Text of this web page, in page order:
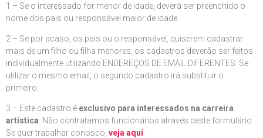
1 – Se o interessado for menor de idade, deverá ser preenchido o
nome dos pais ou responsável maior de idade.
2 – Se por acaso, os pais ou o responsável, quiserem cadastrar
mais de um filho ou filha menores, os cadastros deverão ser feitos
individualmente utilizando ENDEREÇOS DE EMAIL DIFERENTES. Se
utilizar o mesmo email, o segundo cadastro irá substituir o
primeiro.
3 – Este cadastro é exclusivo para interessados na carreira
artística . Não contratamos funcionários através deste formulário.
Se quer trabalhar conosco, veja aqui